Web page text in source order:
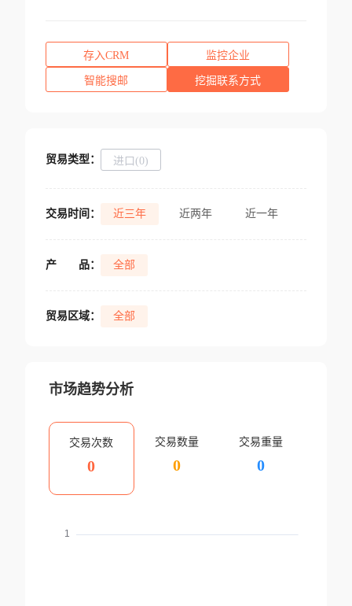
存入CRM 监控企业
智能搜邮 挖掘联系方式
贸易类型： 进口(0)
交易时间： 近三年 近两年 近一年
产 品： 全部
贸易区域： 全部
市场趋势分析
交易次数
0
交易数量
0
交易重量
0